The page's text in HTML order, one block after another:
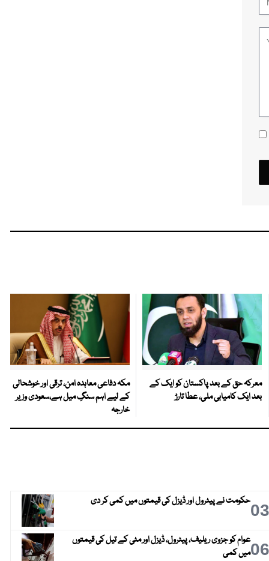
معرکہ حق کے بعد پاکستان کو ایک کے
بعد ایک کامیابی ملی، عطا تارڑ
مکہ دفاعی معاہدہ امن، ترقی اور خوشحالی
کے لیے اہم سنگِ میل ہے،سعودی وزیر
خارجہ
03حکومت نے پیٹرول اور ڈیزل کی قیمتوں میں کمی کر دی
06عوام کو جزوی ریلیف، پیٹرول، ڈیزل اور مٹی کے تیل کی قیمتوں
میں کمی